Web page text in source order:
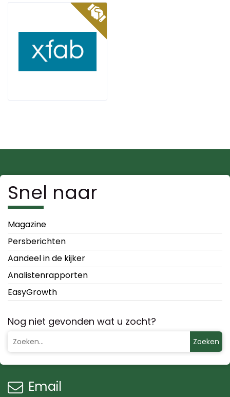
Snel naar
Magazine
Persberichten
Aandeel in de kijker
Analistenrapporten
EasyGrowth
Nog niet gevonden wat u zocht?
Zoeken
Email